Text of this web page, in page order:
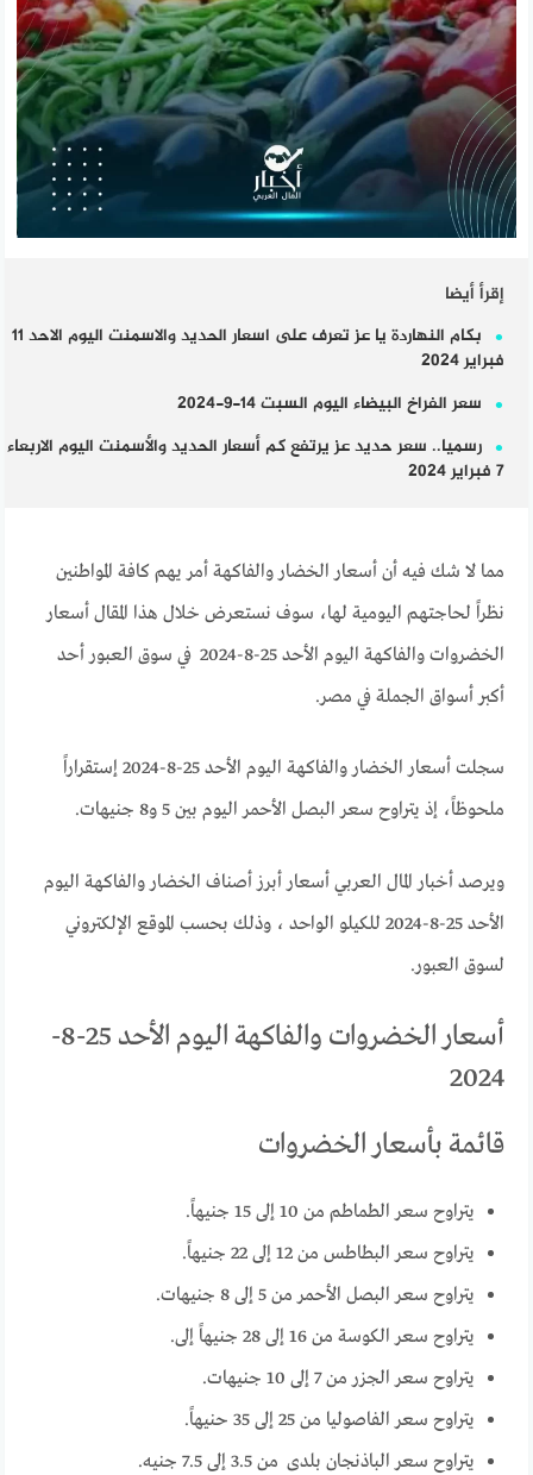
إقرأ أيضا
بكام النهاردة يا عز تعرف على اسعار الحديد والاسمنت اليوم الاحد 11
فبراير 2024
سعر الفراخ البيضاء اليوم السبت 14-9-2024
رسميا.. سعر حديد عز يرتفع كم أسعار الحديد والأسمنت اليوم الاربعاء
7 فبراير 2024
مما لا شك فيه أن أسعار الخضار والفاكهة أمر يهم كافة المواطنين
نظراً لحاجتهم اليومية لها، سوف نستعرض خلال هذا المقال أسعار
الخضروات والفاكهة اليوم الأحد 25-8-2024 في سوق العبور أحد
أكبر أسواق الجملة في مصر.
سجلت أسعار الخضار والفاكهة اليوم الأحد 25-8-2024 إستقراراً
ملحوظاً، إذ يتراوح سعر البصل الأحمر اليوم بين 5 و8 جنيهات.
ويرصد أخبار المال العربي أسعار أبرز أصناف الخضار والفاكهة اليوم
الأحد 25-8-2024 للكيلو الواحد ، وذلك بحسب الموقع الإلكتروني
لسوق العبور.
أسعار الخضروات والفاكهة اليوم الأحد 25-8-
2024
قائمة بأسعار الخضروات
يتراوح سعر الطماطم من 10 إلى 15 جنيهاً.
يتراوح سعر البطاطس من 12 إلى 22 جنيهاً.
يتراوح سعر البصل الأحمر من 5 إلى 8 جنيهات.
يتراوح سعر الكوسة من 16 إلى 28 جنيهاً إلى.
يتراوح سعر الجزر من 7 إلى 10 جنيهات.
يتراوح سعر الفاصوليا من 25 إلى 35 حنيهاً.
يتراوح سعر الباذنجان بلدى من 3.5 إلى 7.5 جنيه.